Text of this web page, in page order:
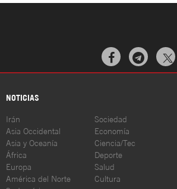

NOTICIAS
Irán
Asia Occidental
Asia y Oceanía
África
Europa
América del Norte
Sociedad
Economía
Ciencia/Tec
Deporte
Salud
Cultura